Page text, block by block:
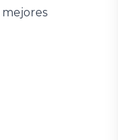
mejores